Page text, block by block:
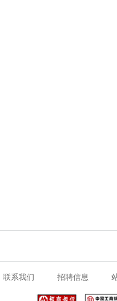
联系我们 招聘信息